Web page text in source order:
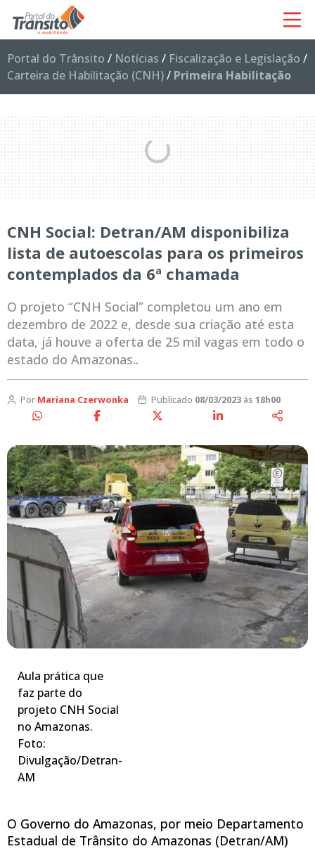
Portal do Trânsito / Notícias / Fiscalização e Legislação /
Carteira de Habilitação (CNH)/ Primeira Habilitação
CNH Social: Detran/AM disponibiliza
lista de autoescolas para os primeiros
contemplados da 6ª chamada
O projeto “CNH Social” completou um ano em
dezembro de 2022 e, desde sua criação até esta
data, já houve a oferta de 25 mil vagas em todo o
estado do Amazonas..
Por Mariana Czerwonka Publicado 08/03/2023às 18h00
Aula prática que
faz parte do
projeto CNH Social
no Amazonas.
Foto:
Divulgação/Detran-
AM
O Governo do Amazonas, por meio Departamento
Estadual de Trânsito do Amazonas (Detran/AM)